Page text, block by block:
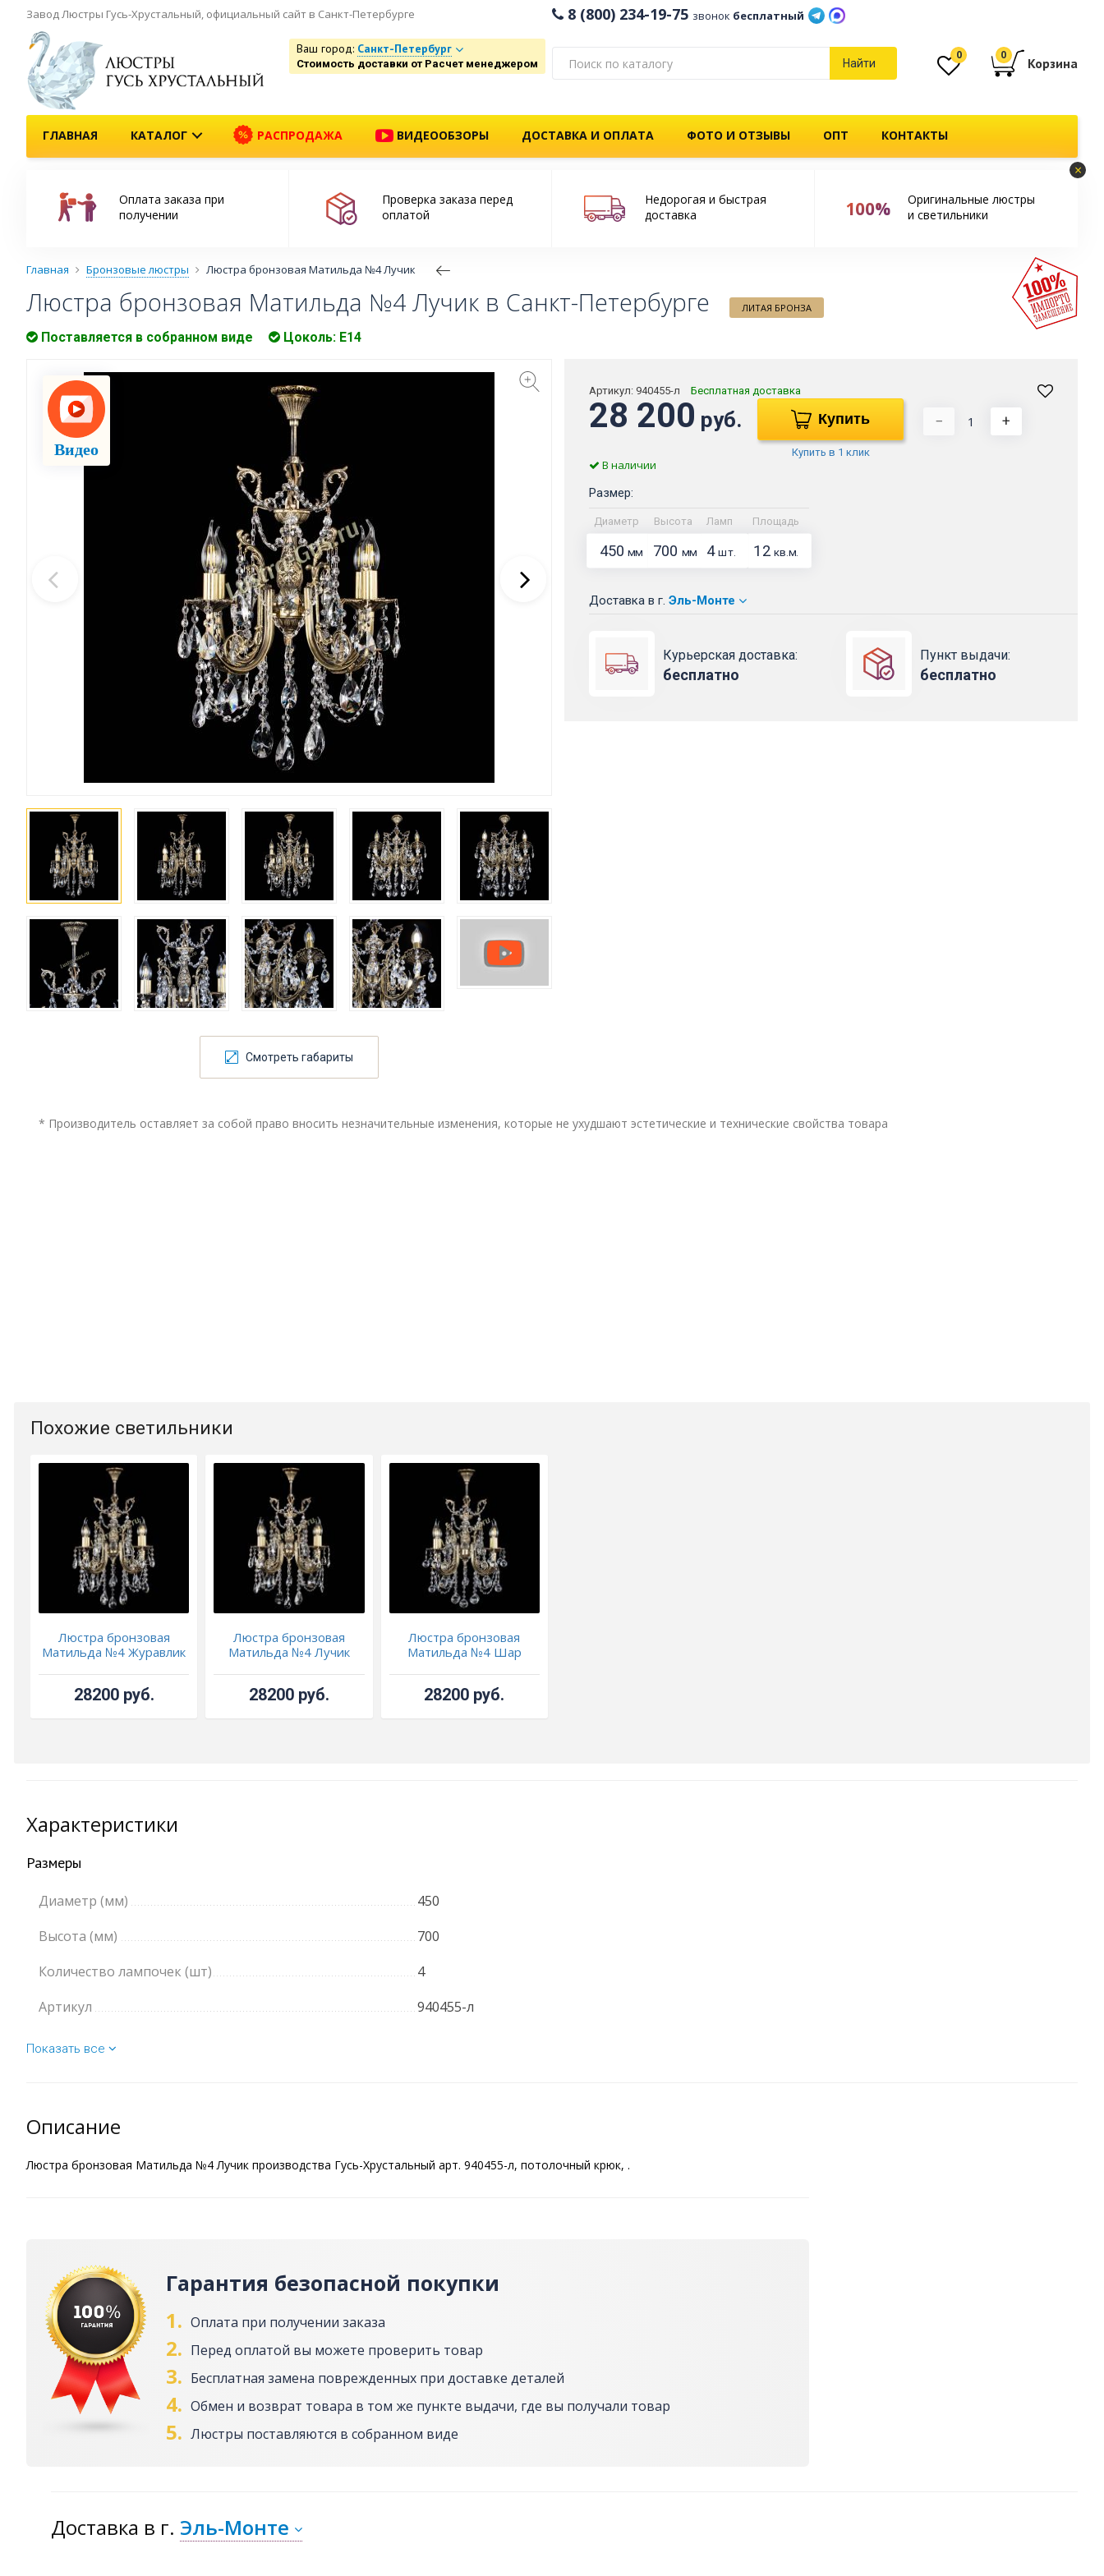
Завод Люстры Гусь-Хрустальный, официальный сайт в Санкт-Петербурге 8 (800) 234-19-75 звонок бесплатный
Ваш город: Санкт-Петербург
Стоимость доставки от Расчет менеджером Найти
0 0
Корзина
ГЛАВНАЯ КАТАЛОГ РАСПРОДАЖА ВИДЕООБЗОРЫ ДОСТАВКА И ОПЛАТА ФОТО И ОТЗЫВЫ ОПТ КОНТАКТЫ
×
Оплата заказа при
получении
Проверка заказа перед
оплатой
Недорогая и быстрая
доставка
100%
Оригинальные люстры
и светильники
Главная Бронзовые люстры Люстра бронзовая Матильда №4 Лучик
Люстра бронзовая Матильда №4 Лучик в Санкт-Петербурге ЛИТАЯ БРОНЗА
Поставляется в собранном виде Цоколь: Е14
Видео
Смотреть габариты
Артикул: 940455-л Бесплатная доставка
28 200 руб. Купить
Купить в 1 клик
− +
В наличии
Размер:
Диаметр Высота Ламп Площадь
450мм 700 мм 4шт. 12 кв.м.
Доставка в г. Эль-Монте
Курьерская доставка:
бесплатно
Пункт выдачи:
бесплатно
* Производитель оставляет за собой право вносить незначительные изменения, которые не ухудшают эстетические и технические свойства товара
Похожие светильники
Люстра бронзовая
Матильда №4 Журавлик
28200 руб.
Люстра бронзовая
Матильда №4 Лучик
28200 руб.
Люстра бронзовая
Матильда №4 Шар
28200 руб.
Характеристики
Размеры
Диаметр (мм)
450
Высота (мм)
700
Количество лампочек (шт)
4
Артикул
940455-л
Показать все
Описание
Люстра бронзовая Матильда №4 Лучик производства Гусь-Хрустальный арт. 940455-л, потолочный крюк, .
Гарантия безопасной покупки
1. Оплата при получении заказа
2. Перед оплатой вы можете проверить товар
3. Бесплатная замена поврежденных при доставке деталей
4. Обмен и возврат товара в том же пункте выдачи, где вы получали товар
5. Люстры поставляются в собранном виде
Доставка в г. Эль-Монте